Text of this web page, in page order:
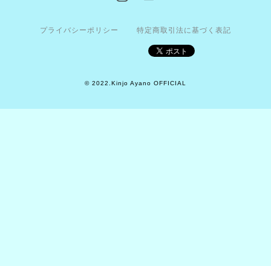
プライバシーポリシー 特定商取引法に基づく表記
© 2022.Kinjo Ayano OFFICIAL